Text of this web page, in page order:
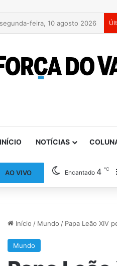
segunda-feira, 10 agosto 2026
INÍCIO NOTÍCIAS
AO VIVO Encantado 4℃
Início / Mundo / Papa Leão XIV
Mundo